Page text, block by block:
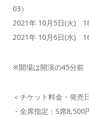
03）
2021年 10月5日(火)
2021年 10月6日(水)
※開場は開演の45分前
＜チケット料金・発売
・全席指定：S席